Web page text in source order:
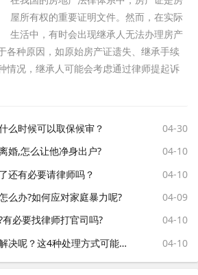
屋所有权的重要证明文件。然而，在实际
生活中，有时会出现继承人无法办理房产
各种原因，如原始房产证遗失、继承手续
情况，继承人可能会考虑通过律师提起诉
么时候可以取保候审？
04-30
婚,怎么让他净身出户?
04-10
还有必要请律师吗？
04-10
么办?如何应对家庭暴力呢?
04-09
必要找律师打官司吗?
04-10
出现合同纠纷该如何解决呢？这4种处理方式可能帮到你！
04-10